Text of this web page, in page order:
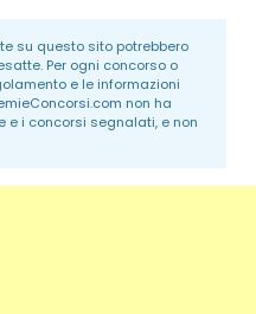
su questo sito potrebbero
Per ogni concorso o
e le informazioni
non ha
e i concorsi segnalati, e non